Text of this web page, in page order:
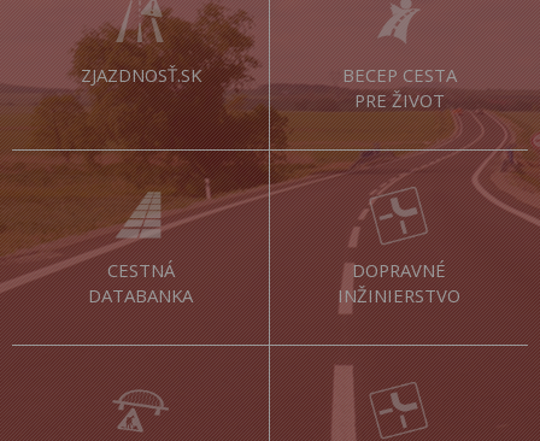
ZJAZDNOSŤ.SK
BECEP CESTA
PRE ŽIVOT
CESTNÁ
DATABANKA
DOPRAVNÉ
INŽINIERSTVO